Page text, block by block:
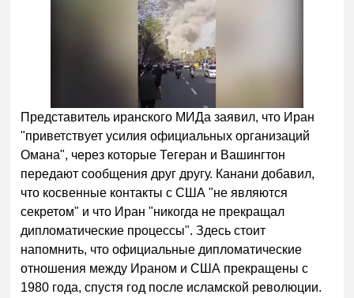
Представитель иранского МИДа заявил, что Иран
"приветствует усилия официальных организаций
Омана", через которые Тегеран и Вашингтон
передают сообщения друг другу. Канани добавил,
что косвенные контакты с США "не являются
секретом" и что Иран "никогда не прекращал
дипломатические процессы". Здесь стоит
напомнить, что официальные дипломатические
отношения между Ираном и США прекращены с
1980 года, спустя год после исламской революции.